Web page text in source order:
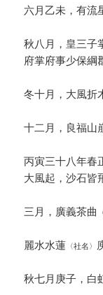
六月乙未，有流
秋八月，皇三子
府掌府事少保綱
冬十月，大風折
十二月，良福山
丙寅三十八年春
大風起，沙石皆
三月，廣義茶曲
麗水水蓮 〈社名〉
秋七月庚子，白